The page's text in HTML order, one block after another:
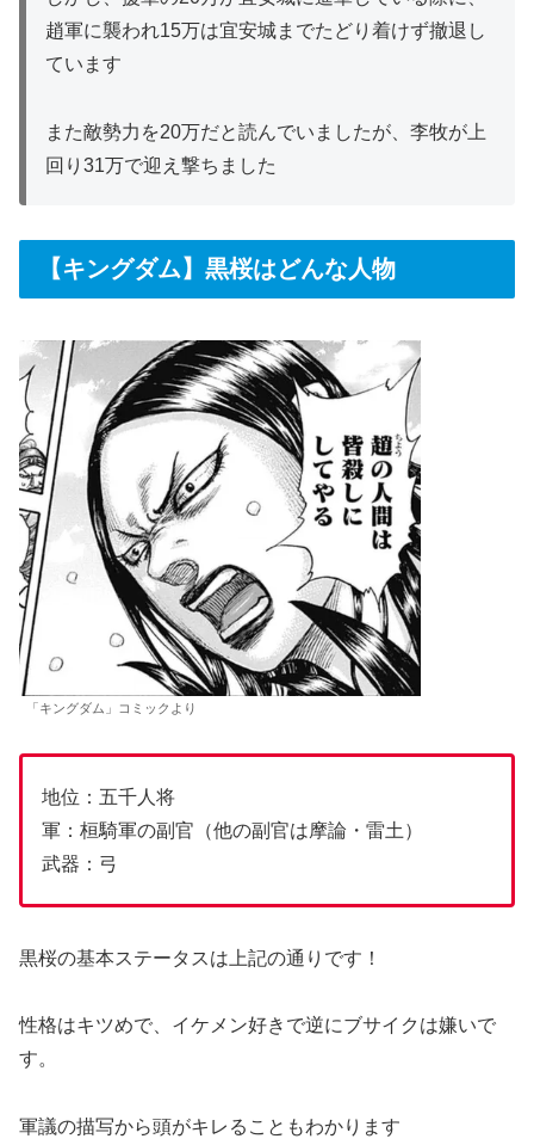
趙軍に襲われ15万は宜安城までたどり着けず撤退し
ています
また敵勢力を20万だと読んでいましたが、李牧が上
回り31万で迎え撃ちました
【キングダム】黒桜はどんな人物
「キングダム」コミックより
地位：五千人将
軍：桓騎軍の副官（他の副官は摩論・雷土）
武器：弓
黒桜の基本ステータスは上記の通りです！
性格はキツめで、イケメン好きで逆にブサイクは嫌いで
す。
軍議の描写から頭がキレることもわかります